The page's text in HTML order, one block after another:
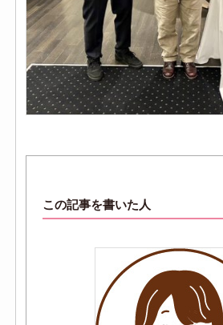
この記事を書いた人